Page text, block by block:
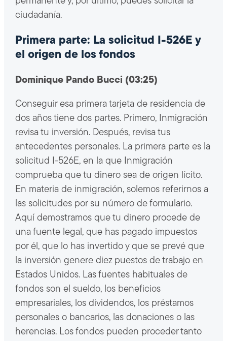
ciudadanía.
Primera parte: La solicitud I-526E y
el origen de los fondos
Dominique Pando Bucci (03:25)
Conseguir esa primera tarjeta de residencia de
dos años tiene dos partes. Primero, Inmigración
revisa tu inversión. Después, revisa tus
antecedentes personales. La primera parte es la
solicitud I-526E, en la que Inmigración
comprueba que tu dinero sea de origen lícito.
En materia de inmigración, solemos referirnos a
las solicitudes por su número de formulario.
Aquí demostramos que tu dinero procede de
una fuente legal, que has pagado impuestos
por él, que lo has invertido y que se prevé que
la inversión genere diez puestos de trabajo en
Estados Unidos. Las fuentes habituales de
fondos son el sueldo, los beneficios
empresariales, los dividendos, los préstamos
personales o bancarios, las donaciones o las
herencias. Los fondos pueden proceder tanto